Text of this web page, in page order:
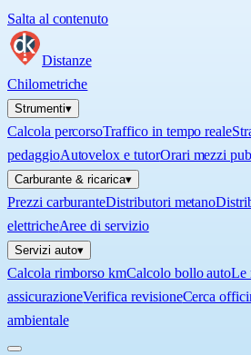
Salta al contenuto
Distanze
Chilometriche
Strumenti▾
Calcola percorsoTraffico in tempo reale
pedaggioAutovelox e tutorOrari mezzi
Carburante & ricarica▾
Prezzi carburanteDistributori metano
elettricheAree di servizio
Servizi auto▾
Calcola rimborso kmCalcolo bollo autoLe
assicurazioneVerifica revisioneCerca
ambientale